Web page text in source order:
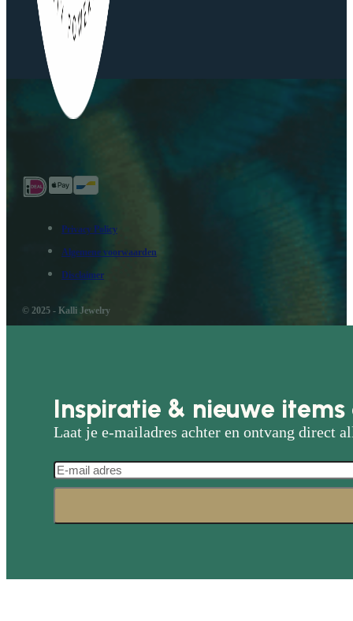
Privacy Policy
Algemene voorwaarden
Disclaimer
© 2025 - Kalli Jewelry
Inspiratie & nieuwe
Laat je e-mailadres achter en ontvang direct